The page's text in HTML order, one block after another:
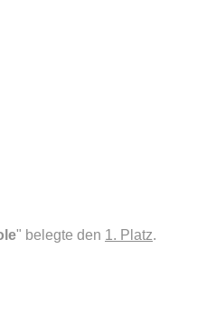
" belegte den 1. Platz.